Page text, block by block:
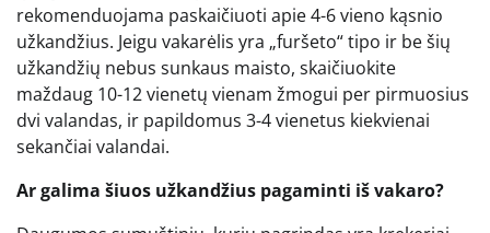
rekomenduojama paskaičiuoti apie 4-6 vieno kąsnio
užkandžius. Jeigu vakarėlis yra „furšeto“ tipo ir be šių
užkandžių nebus sunkaus maisto, skaičiuokite
maždaug 10-12 vienetų vienam žmogui per pirmuosius
dvi valandas, ir papildomus 3-4 vienetus kiekvienai
sekančiai valandai.
Ar galima šiuos užkandžius pagaminti iš vakaro?